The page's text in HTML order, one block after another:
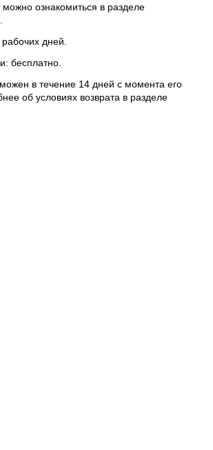
ознакомиться в разделе
дней.
бесплатно.
в течение 14 дней с момента его
об условиях возврата в разделе